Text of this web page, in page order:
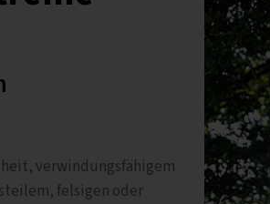
verwindungsfähigem
felsigen oder